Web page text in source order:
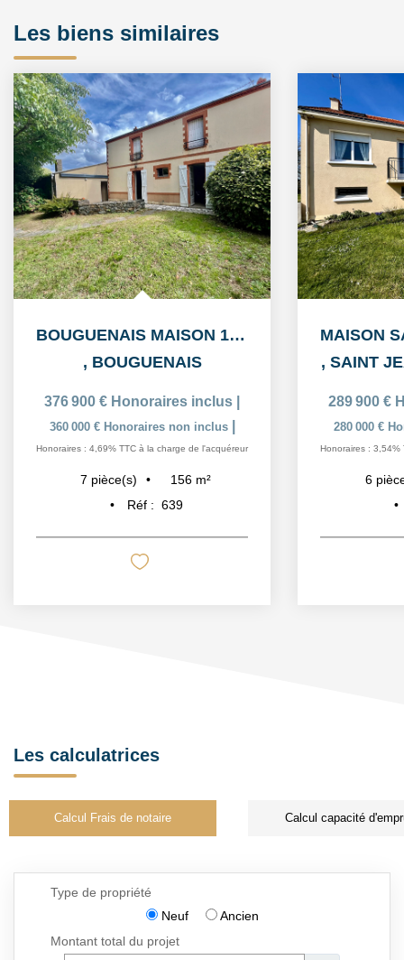
Les biens similaires
BOUGUENAIS MAISON 156 M2 6 PIÈCES ET 100M2 DE DÉPENDANCES
, BOUGUENAIS
376 900 € Honoraires inclus
360 000 € Honoraires non inclus
Honoraires : 4,69% TTC à la charge de l'acquéreur
7 pièce(s) 156 m²
Réf : 639
, SAINT
289 900 €
280 000 €
Honoraires : 3,54%
6
Les calculatrices
Calcul Frais de notaire Calcul capacité